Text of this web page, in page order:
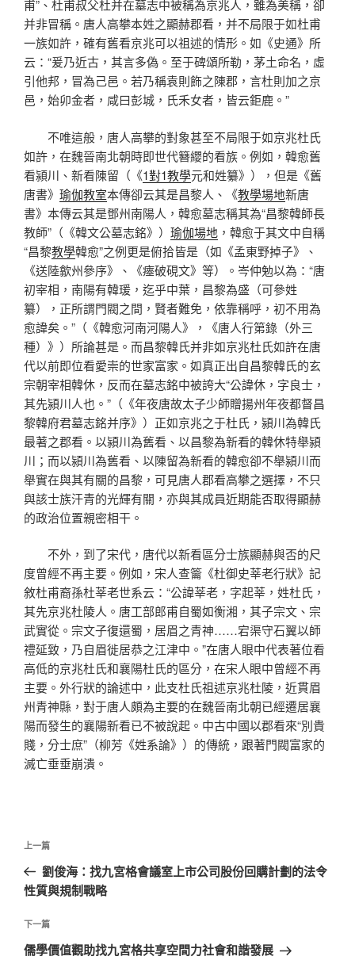
甫”、杜甫叔父杜并在墓志中被稱為京兆人，雖為美稱，卻
并非冒稱。唐人高攀本姓之顯赫郡看，并不局限于如杜甫
一族如許，確有舊看京兆可以祖述的情形。如《史通》所
云：“爰乃近古，其言多偽。至于碑頌所勒，茅土命名，虛
引他邦，冒為己邑。若乃稱袁則飾之陳郡，言杜則加之京
邑，始卯金者，咸曰彭城，氏禾女者，皆云鉅鹿。”
不唯這般，唐人高攀的對象甚至不局限于如京兆杜氏
如許，在魏晉南北朝時即世代簪纓的看族。例如，韓愈舊
看潁川、新看陳留（《1對1教學元和姓纂》），但是《舊
唐書》 瑜伽教室本傳卻云其是昌黎人、《教學場地新唐
書》本傳云其是鄧州南陽人，韓愈墓志稱其為“昌黎韓師長
教師”（《韓文公墓志銘》） 瑜伽場地 ，韓愈于其文中自稱
“昌黎教學韓愈”之例更是俯拾皆是（如《孟東野掉子》、
《送陸歙州參序》、《瘞破硯文》等）。岑仲勉以為：“唐
初宰相，南陽有韓瑗，迄乎中葉，昌黎為盛（可參姓
纂），正所謂門閥之間，賢者難免，依靠稱呼，初不用為
愈諱矣。”（《韓愈河南河陽人》，《唐人行第錄（外三
種）》）所論甚是。而昌黎韓氏并非如京兆杜氏如許在唐
代以前即位看愛崇的世家富家。如真正出自昌黎韓氏的玄
宗朝宰相韓休，反而在墓志銘中被誇大“公諱休，字良士，
其先潁川人也。”（《年夜唐故太子少師贈揚州年夜都督昌
黎韓府君墓志銘并序》）正如京兆之于杜氏，潁川為韓氏
最著之郡看。以潁川為舊看、以昌黎為新看的韓休特舉潁
川；而以潁川為舊看、以陳留為新看的韓愈卻不舉潁川而
舉實在與其有關的昌黎，可見唐人郡看高攀之選擇，不只
與該士族汗青的光輝有關，亦與其成員近期能否取得顯赫
的政治位置親密相干。
不外，到了宋代，唐代以新看區分士族顯赫與否的尺
度曾經不再主要。例如，宋人查籥《杜御史莘老行狀》記
敘杜甫裔孫杜莘老世系云：“公諱莘老，字起莘，姓杜氏，
其先京兆杜陵人。唐工部郎甫自蜀如衡湘，其子宗文、宗
武實從。宗文子復還蜀，居眉之青神……宕渠守石翼以師
禮延致，乃自眉徙居恭之江津中。”在唐人眼中代表著位看
高低的京兆杜氏和襄陽杜氏的區分，在宋人眼中曾經不再
主要。外行狀的論述中，此支杜氏祖述京兆杜陵，近貫眉
州青神縣，對于唐人頗為主要的在魏晉南北朝已經遷居襄
陽而發生的襄陽新看已不被說起。中古中國以郡看來“別貴
賤，分士庶”（柳芳《姓系論》）的傳統，跟著門閥富家的
滅亡垂垂崩潰。
文
導
覽
上
一
篇
章
上一篇
劉俊海：找九宮格會議室上市公司股份回購計劃的法令
性質與規制戰略
下
一
下一篇
儒學價值觀助找九宮格共享空間力社會和諧發展